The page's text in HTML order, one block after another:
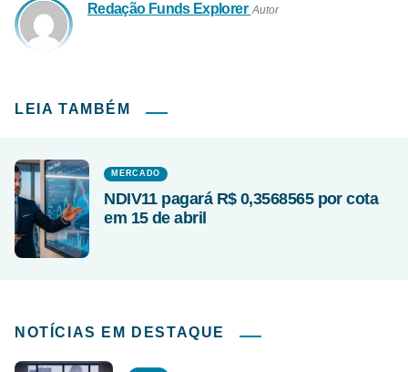
Redação Funds Explorer Autor
LEIA TAMBÉM
MERCADO
NDIV11 pagará R$ 0,3568565 por cota
em 15 de abril
NOTÍCIAS EM DESTAQUE